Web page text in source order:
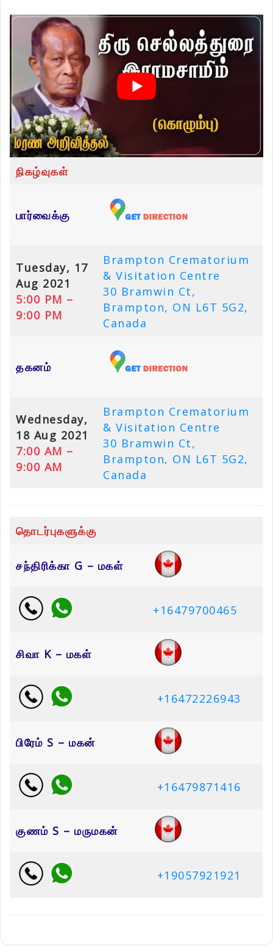
நிகழ்வுகள்
பார்வைக்கு
Tuesday, 17
Aug 2021
5:00 PM –
9:00 PM
Brampton Crematorium
& Visitation Centre
30 Bramwin Ct,
Brampton, ON L6T 5G2,
Canada
தகனம்
Wednesday,
18 Aug 2021
7:00 AM –
9:00 AM
Brampton Crematorium
& Visitation Centre
30 Bramwin Ct,
Brampton, ON L6T 5G2,
Canada
தொடர்புகளுக்கு
சந்திரிக்கா G – மகள்
+16479700465
சிவா K – மகள்
+16472226943
பிரேம் S – மகன்
+16479871416
குணம் S – மருமகன்
+19057921921